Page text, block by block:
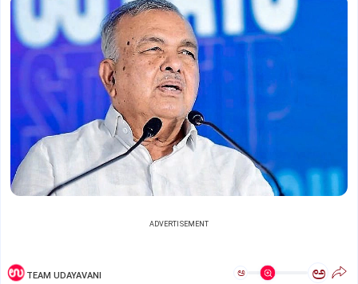
ADVERTISEMENT
TEAM UDAYAVANI ಅ ಅ